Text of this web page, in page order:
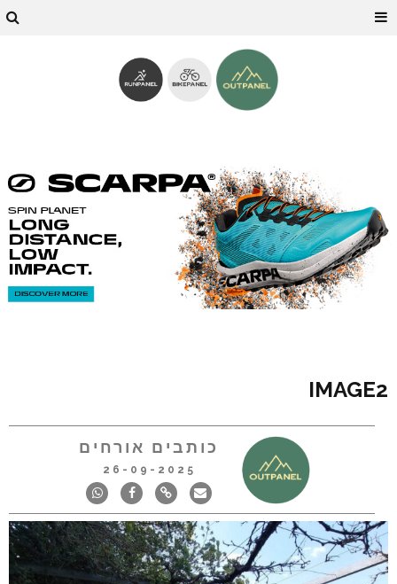
IMAGE2
כותבים אורחים
26-09-2025